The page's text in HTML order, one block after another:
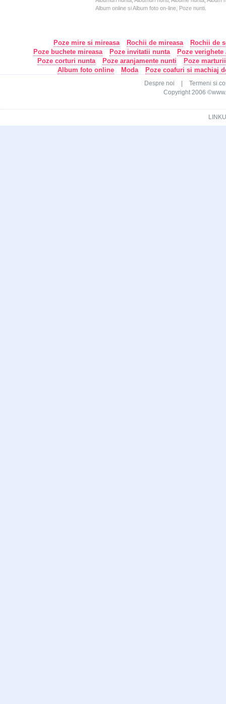
Album online si Album foto on-line, Poze nunti.
Poze mire si mireasa Rochii de mireasa
Rochii de
Poze buchete mireasa
Poze invitatii nunta
Poze
Poze corturi nunta
Poze aranjamente nunti
Poze
Album foto online
Moda Poze coafuri si machiaj
Despre noi
Termeni si
Copyright 2006